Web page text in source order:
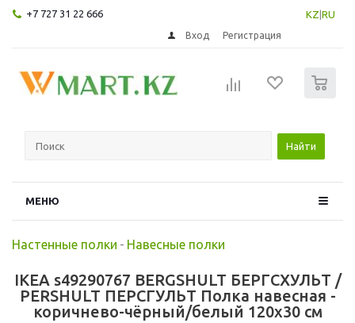
+7 727 31 22 666 KZ RU
Вход Регистрация
Найти
МЕНЮ
Настенные полки - Навесные полки
IKEA s49290767 BERGSHULT БЕРГСХУЛЬТ /
PERSHULT ПЕРСГУЛЬТ Полка навесная -
коричнево-чёрный/белый 120x30 см